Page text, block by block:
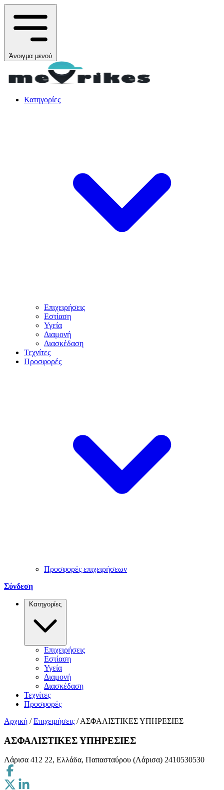
Άνοιγμα μενού
Κατηγορίες
Επιχειρήσεις
Εστίαση
Υγεία
Διαμονή
Διασκέδαση
Τεχνίτες
Προσφορές
Προσφορές επιχειρήσεων
Σύνδεση
Κατηγορίες
Επιχειρήσεις
Εστίαση
Υγεία
Διαμονή
Διασκέδαση
Τεχνίτες
Προσφορές
Αρχική / Επιχειρήσεις / ΑΣΦΑΛΙΣΤΙΚΕΣ ΥΠΗΡΕΣΙΕΣ
ΑΣΦΑΛΙΣΤΙΚΕΣ ΥΠΗΡΕΣΙΕΣ
Λάρισα 412 22, Ελλάδα, Παπασταύρου (Λάρισα) 2410530530